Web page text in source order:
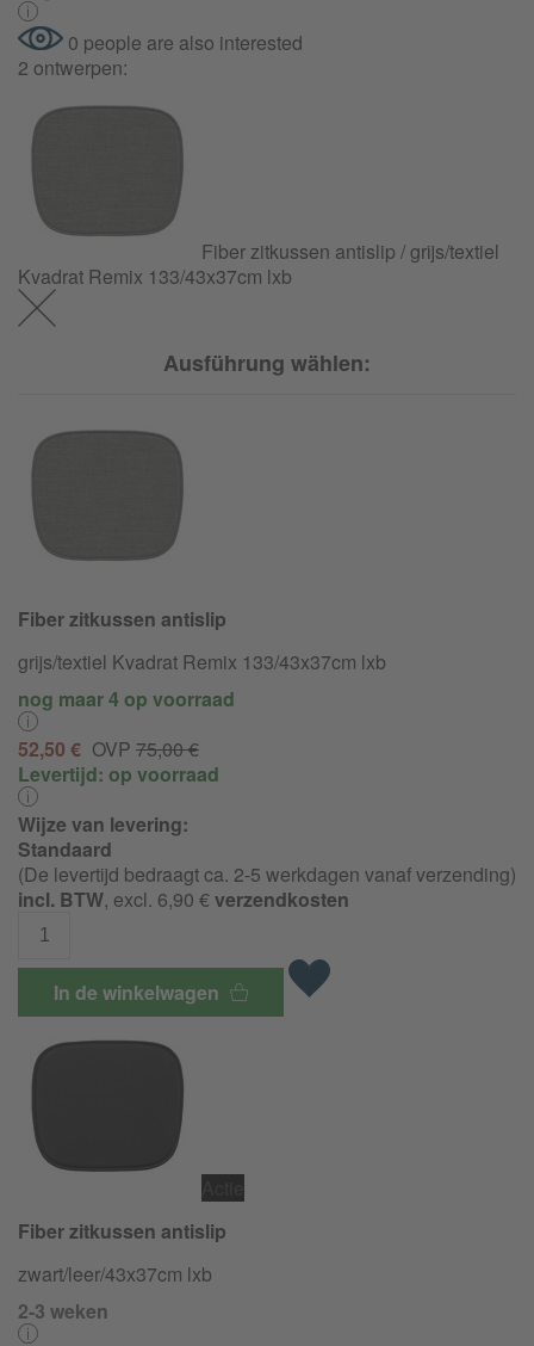
0 people are also interested
2 ontwerpen:
Fiber zitkussen antislip / grijs/textiel
Kvadrat Remix 133/43x37cm lxb
Ausführung wählen:
Fiber zitkussen antislip
grijs/textiel Kvadrat Remix 133/43x37cm lxb
nog maar 4 op voorraad
52,50 € OVP 75,00 €
Levertijd: op voorraad
Wijze van levering:
Standaard
(De levertijd bedraagt ca. 2-5 werkdagen vanaf verzending)
incl. BTW, excl. 6,90 €verzendkosten
In de winkelwagen
Fiber zitkussen antislip
zwart/leer/43x37cm lxb
2-3 weken